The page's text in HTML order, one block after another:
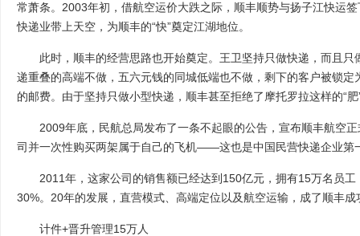
常萧条。2003年初，借航空运价大跌之际，顺丰顺势与扬子江快运
快递业带上天空，为顺丰的“快”奠定江湖地位。
此时，顺丰的经营思路也开始奠定。王卫坚持只做快递，而且只
递重叠的高端不做，五六元钱的同城低端也不做，剩下的客户被锁
的邮费。由于坚持只做小型快递，顺丰甚至拒绝了摩托罗拉这样的“肥
2009年底，民航总局发布了一条不起眼的公告，宣布顺丰航空正
司并一次性购买两架属于自己的飞机——这也是中国民营快递企业第
2011年，这家公司的销售额已经达到150亿元，拥有15万名员工
30%。20年的发展，直营模式、高端定位以及航空运输，成了顺丰成
计件+晋升管理15万人